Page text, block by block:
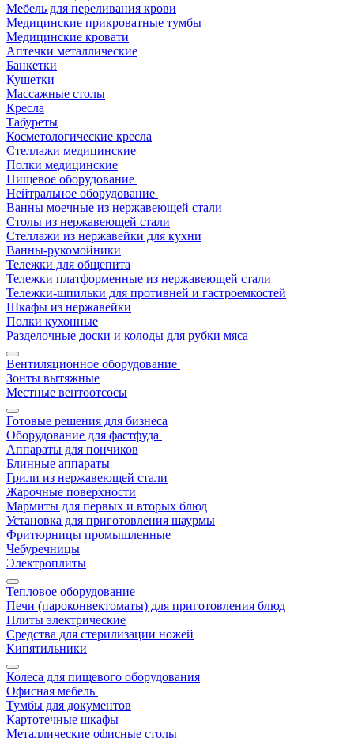
Мебель для переливания крови
Медицинские прикроватные тумбы
Медицинские кровати
Аптечки металлические
Банкетки
Кушетки
Массажные столы
Кресла
Табуреты
Косметологические кресла
Стеллажи медицинские
Полки медицинские
Пищевое оборудование
Нейтральное оборудование
Ванны моечные из нержавеющей стали
Столы из нержавеющей стали
Стеллажи из нержавейки для кухни
Ванны-рукомойники
Тележки для общепита
Тележки платформенные из нержавеющей стали
Тележки-шпильки для противней и гастроемкостей
Шкафы из нержавейки
Полки кухонные
Разделочные доски и колоды для рубки мяса
Вентиляционное оборудование
Зонты вытяжные
Местные вентоотсосы
Готовые решения для бизнеса
Оборудование для фастфуда
Аппараты для пончиков
Блинные аппараты
Грили из нержавеющей стали
Жарочные поверхности
Мармиты для первых и вторых блюд
Установка для приготовления шаурмы
Фритюрницы промышленные
Чебуречницы
Электроплиты
Тепловое оборудование
Печи (пароконвектоматы) для приготовления блюд
Плиты электрические
Средства для стерилизации ножей
Кипятильники
Колеса для пищевого оборудования
Офисная мебель
Тумбы для документов
Картотечные шкафы
Металлические офисные столы